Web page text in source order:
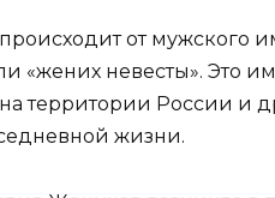
от мужского
«жених невесты». Это
территории России и
жизни.